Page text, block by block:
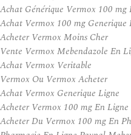
Achat Générique Vermox 100 mg
Achat Vermox 100 mg Generique
Acheter Vermox Moins Cher
Vente Vermox Mebendazole En
Achat Vermox Veritable
Vermox Ou Vermox Acheter
Achat Vermox Generique Ligne
Acheter Vermox 100 mg En
Acheter Du Vermox 100 mg En